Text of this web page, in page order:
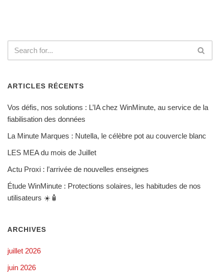
ARTICLES RÉCENTS
Vos défis, nos solutions : L’IA chez WinMinute, au service de la
fiabilisation des données
La Minute Marques : Nutella, le célèbre pot au couvercle blanc
LES MEA du mois de Juillet
Actu Proxi : l’arrivée de nouvelles enseignes
Étude WinMinute : Protections solaires, les habitudes de nos
utilisateurs ☀️🧴
ARCHIVES
juillet 2026
juin 2026